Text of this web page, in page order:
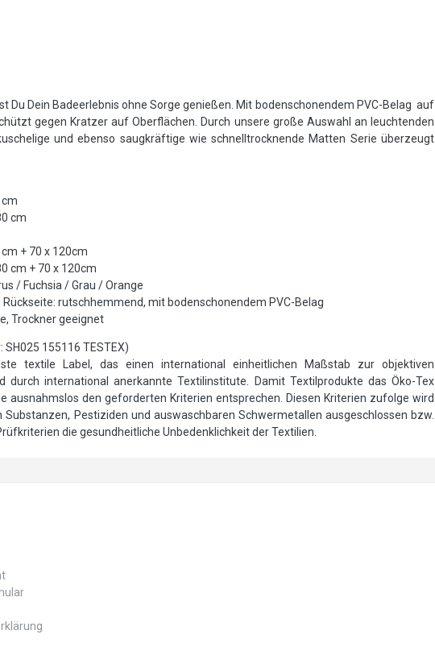
Dein Badeerlebnis ohne Sorge genießen. Mit bodenschonendem PVC-Belag auf
gegen Kratzer auf Oberflächen. Durch unsere große Auswahl an leuchtenden
und ebenso saugkräftige wie schnelltrocknende Matten Serie überzeugt
cm
+ 70 x 120cm
cm + 70 x 120cm
/ Fuchsia / Grau / Orange
rutschhemmend, mit bodenschonendem PVC-Belag
Trockner geeignet
155116 TESTEX)
textile Label, das einen international einheitlichen Maßstab zur objektiven
international anerkannte Textilinstitute. Damit Textilprodukte das Öko-Tex
ausnahmslos den geforderten Kriterien entsprechen. Diesen Kriterien zufolge wird
Pestiziden und auswaschbaren Schwermetallen ausgeschlossen bzw.
die gesundheitliche Unbedenklichkeit der Textilien.